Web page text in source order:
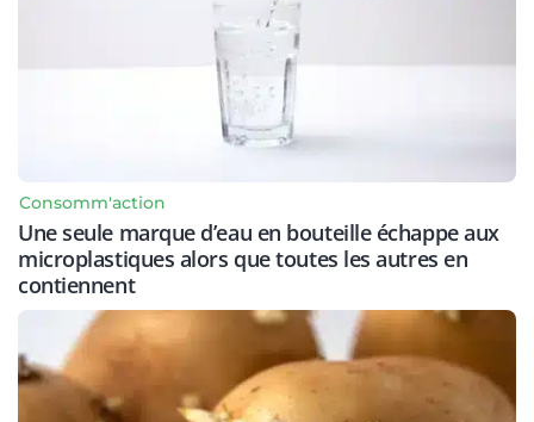
Consomm'action
Une seule marque d’eau en bouteille échappe aux
microplastiques alors que toutes les autres en
contiennent